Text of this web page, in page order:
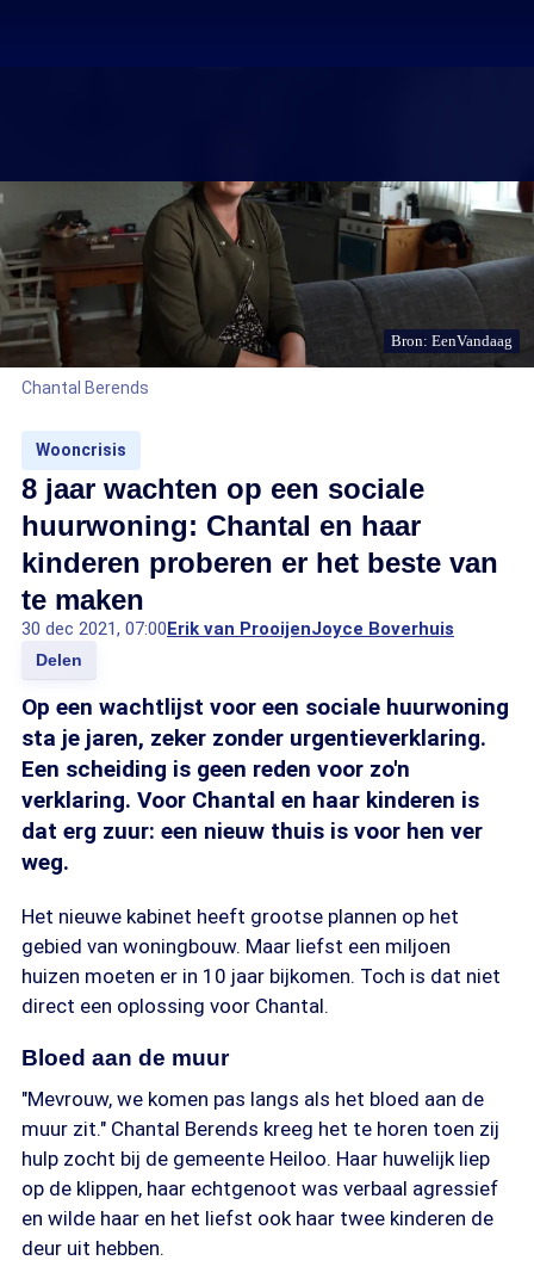
Bron: EenVandaag
Chantal Berends
Wooncrisis
8 jaar wachten op een sociale
huurwoning: Chantal en haar
kinderen proberen er het beste van
te maken
30 dec 2021, 07:00Erik van ProoijenJoyce Boverhuis
Delen
Op een wachtlijst voor een sociale huurwoning
sta je jaren, zeker zonder urgentieverklaring.
Een scheiding is geen reden voor zo'n
verklaring. Voor Chantal en haar kinderen is
dat erg zuur: een nieuw thuis is voor hen ver
weg.
Het nieuwe kabinet heeft grootse plannen op het
gebied van woningbouw. Maar liefst een miljoen
huizen moeten er in 10 jaar bijkomen. Toch is dat niet
direct een oplossing voor Chantal.
Bloed aan de muur
"Mevrouw, we komen pas langs als het bloed aan de
muur zit." Chantal Berends kreeg het te horen toen zij
hulp zocht bij de gemeente Heiloo. Haar huwelijk liep
op de klippen, haar echtgenoot was verbaal agressief
en wilde haar en het liefst ook haar twee kinderen de
deur uit hebben.